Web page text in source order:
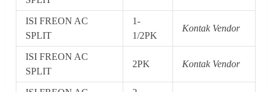
ISI FREON AC
SPLIT
1-
1/2PK
Kontak Vendor
ISI FREON AC
SPLIT
2PK Kontak Vendor